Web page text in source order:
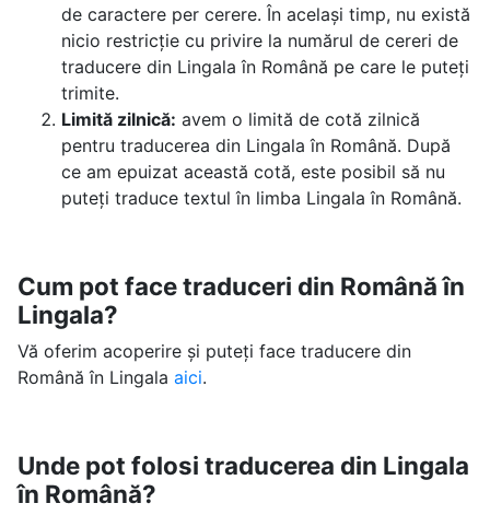
de caractere per cerere. În același timp, nu există
nicio restricție cu privire la numărul de cereri de
traducere din Lingala în Română pe care le puteți
trimite.
Limită zilnică: avem o limită de cotă zilnică
pentru traducerea din Lingala în Română. După
ce am epuizat această cotă, este posibil să nu
puteți traduce textul în limba Lingala în Română.
Cum pot face traduceri din Română în
Lingala?
Vă oferim acoperire și puteți face traducere din
Română în Lingala aici.
Unde pot folosi traducerea din Lingala
în Română?